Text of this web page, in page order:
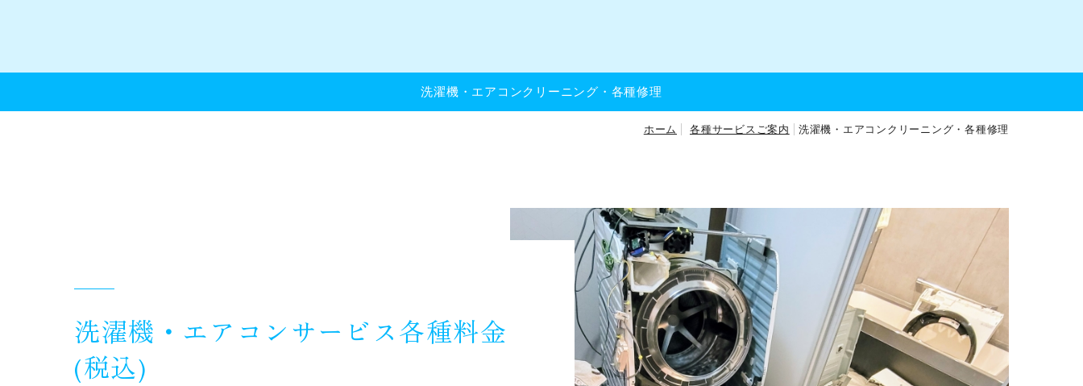
洗濯機・エアコンクリーニング・各種修理
ホーム 各種サービスご案内 洗濯機・エアコンクリーニング・各種修理
洗濯機・エアコンサービス各種料金
(税込)